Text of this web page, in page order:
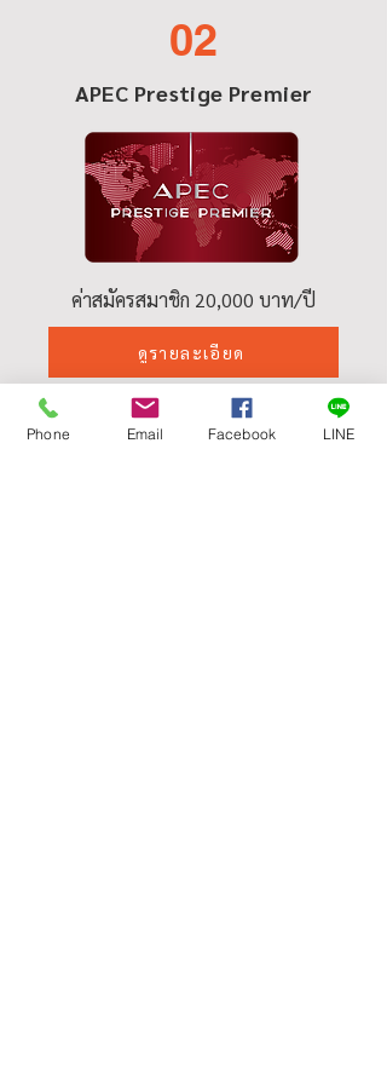
02
APEC Prestige Premier
ค่าสมัครสมาชิก 20,000 บาท/ปี
ดูรายละเอียด
03
Phone Email Facebook LINE